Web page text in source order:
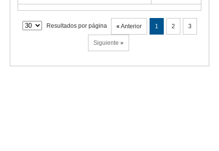
Resultados por página « Anterior 1 2 3
Siguiente »